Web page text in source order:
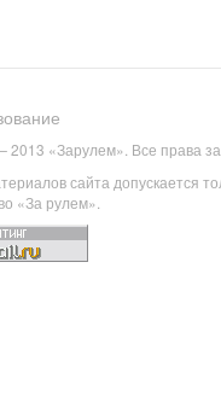
2013 «Зарулем». Все права
сайта допускается
«За рулем».